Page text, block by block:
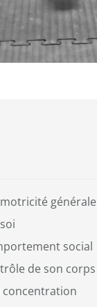
générale
social
de son corps
concentration